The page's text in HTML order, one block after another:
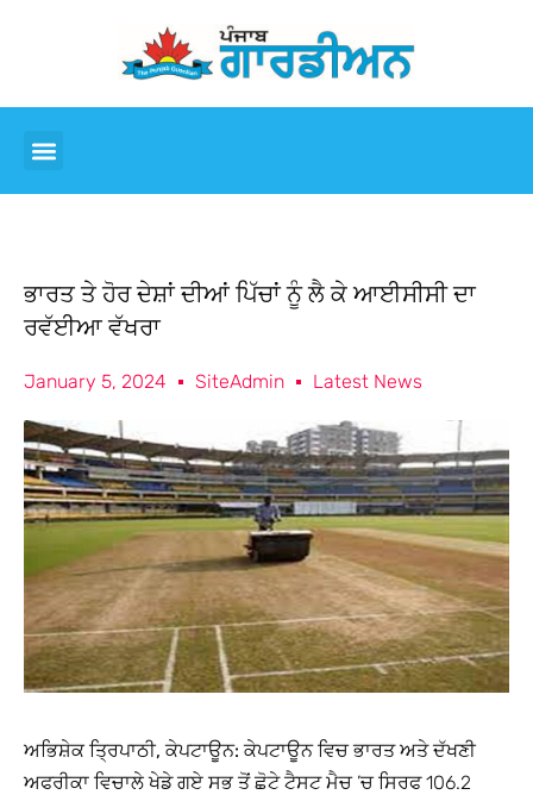
ਭਾਰਤ ਤੇ ਹੋਰ ਦੇਸ਼ਾਂ ਦੀਆਂ ਪਿੱਚਾਂ ਨੂੰ ਲੈ ਕੇ ਆਈਸੀਸੀ ਦਾ
ਰਵੱਈਆ ਵੱਖਰਾ
January 5, 2024 SiteAdmin Latest News
ਅਭਿਸ਼ੇਕ ਤ੍ਰਿਪਾਠੀ, ਕੇਪਟਾਊਨ:ਕੇਪਟਾਊਨ ਵਿਚ ਭਾਰਤ ਅਤੇ ਦੱਖਣੀ
ਅਫਰੀਕਾ ਵਿਚਾਲੇ ਖੇਡੇ ਗਏ ਸਭ ਤੋਂ ਛੋਟੇ ਟੈਸਟ ਮੈਚ ’ਚ ਸਿਰਫ 106.2